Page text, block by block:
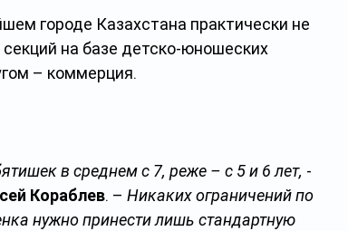
городе Казахстана практически не
на базе детско-юношеских
– коммерция.
в среднем с 7, реже – с 5 и 6 лет, -
Кораблев. – Никаких ограничений по
нужно принести лишь стандартную